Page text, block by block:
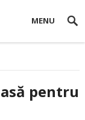
MENU
pentru